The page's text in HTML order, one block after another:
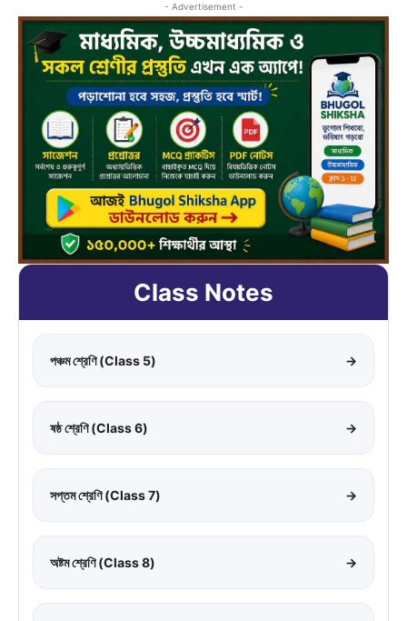
- Advertisement -
Class Notes
পঞ্চম শ্রেণি (Class 5) →
ষষ্ঠ শ্রেণি (Class 6) →
সপ্তম শ্রেণি (Class 7) →
অষ্টম শ্রেণি (Class 8) →